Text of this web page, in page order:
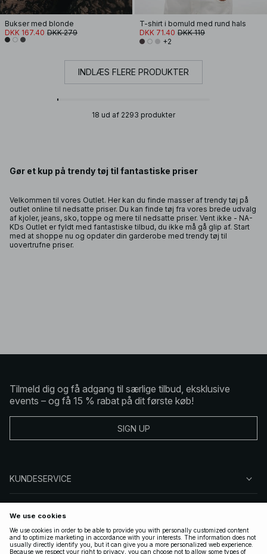
Bukser med blonde
DKK 167.40 DKK 279
T-shirt i bomuld med rund hals
DKK 71.40 DKK 119
+2
INDLÆS FLERE PRODUKTER
18 ud af 2293 produkter
Gør et kup på trendy tøj til fantastiske priser
Velkommen til vores Outlet. Her kan du finde masser af trendy tøj på
outlet online til nedsatte priser. Du kan finde tøj fra vores brede udvalg
af kjoler, jeans, sko, toppe og mere til nedsatte priser. Vent ikke - NA-
KDs Outlet er fyldt med fantastiske tilbud, du ikke må gå glip af. Start
med at shoppe nu og opdater din garderobe med trendy tøj til
uovertrufne priser.
Tilmeld dig og få adgang til særlige tilbud, eksklusive
events – og få 15 % rabat på dit første køb!
SIGN UP
KUNDESERVICE
FØLG OS